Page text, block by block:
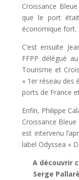
Croissance
que le port
économique fort.
C’est ensuite
FFPP délégué
Tourisme et
« 1er réseau des
ports de France
Enfin, Philippe
Croissance
est intervenu
label Odyssea «
A découvrir
Serge